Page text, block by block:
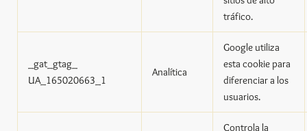
tráfico.
_gat_gtag_
UA_165020663_1
Analítica
Google utiliza
esta cookie para
diferenciar a los
usuarios.
Controla la